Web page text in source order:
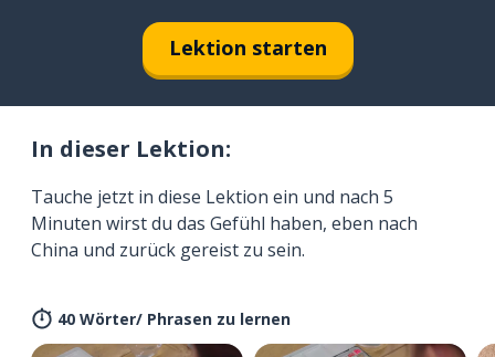
Lektion starten
In dieser Lektion:
Tauche jetzt in diese Lektion ein und nach 5
Minuten wirst du das Gefühl haben, eben nach
China und zurück gereist zu sein.
40 Wörter/ Phrasen zu lernen